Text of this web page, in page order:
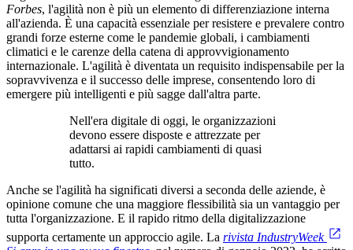
Forbes, l'agilità non è più un elemento di differenziazione interna
all'azienda. È una capacità essenziale per resistere e prevalere contro
grandi forze esterne come le pandemie globali, i cambiamenti
climatici e le carenze della catena di approvvigionamento
internazionale. L'agilità è diventata un requisito indispensabile per la
sopravvivenza e il successo delle imprese, consentendo loro di
emergere più intelligenti e più sagge dall'altra parte.
Nell'era digitale di oggi, le organizzazioni
devono essere disposte e attrezzate per
adattarsi ai rapidi cambiamenti di quasi
tutto.
Anche se l'agilità ha significati diversi a seconda delle aziende, è
opinione comune che una maggiore flessibilità sia un vantaggio per
tutta l'organizzazione. E il rapido ritmo della digitalizzazione
supporta certamente un approccio agile. La rivista IndustryWeek